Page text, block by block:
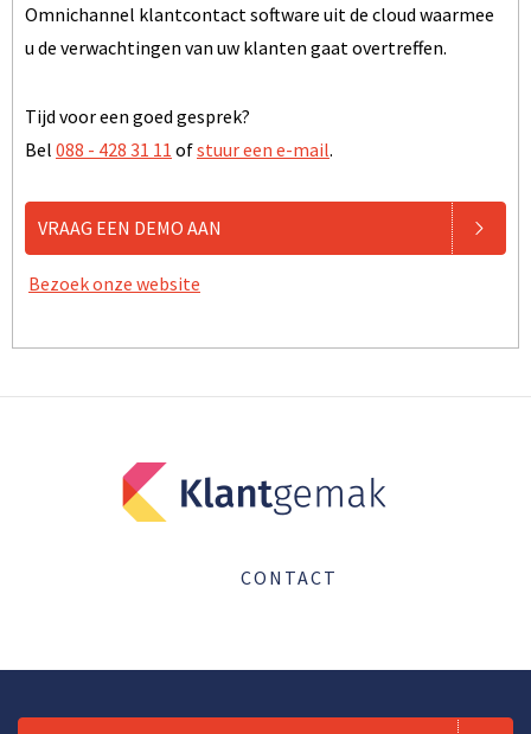
Omnichannel klantcontact software uit de cloud waarmee
u de verwachtingen van uw klanten gaat overtreffen.
Tijd voor een goed gesprek?
Bel 088 - 428 31 11 ofstuur een e-mail.
VRAAG EEN DEMO AAN
Bezoek onze website
CONTACT